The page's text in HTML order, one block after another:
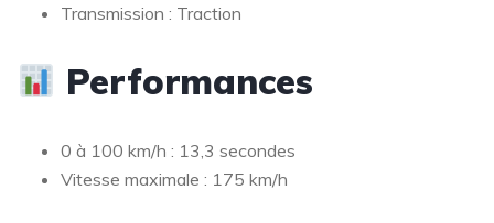
Transmission : Traction
Performances
0 à 100 km/h : 13,3 secondes
Vitesse maximale : 175 km/h